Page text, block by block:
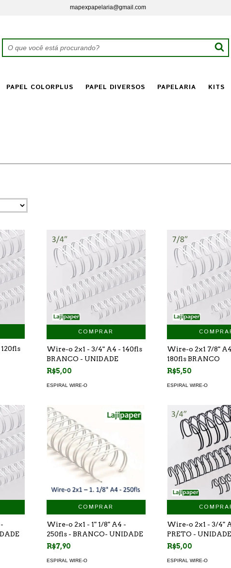
mapexpapelaria@gmail.com
PAPEL COLORPLUS PAPEL DIVERSOS PAPELARIA KITS
COMPRAR
Wire-o 2x1 - 3/4" A4 - 140fls
BRANCO - UNIDADE
R$5,00
ESPIRAL WIRE-O
Wire-o 2x1 7/8"
180fls BRANCO
R$5,50
ESPIRAL WIRE-O
COMPRAR
Wire-o 2x1 - 1" 1/8" A4 -
250fls - BRANCO- UNIDADE
R$7,90
ESPIRAL WIRE-O
Wire-o 2x1 - 3/4"
PRETO - UNIDADE
R$5,00
ESPIRAL WIRE-O